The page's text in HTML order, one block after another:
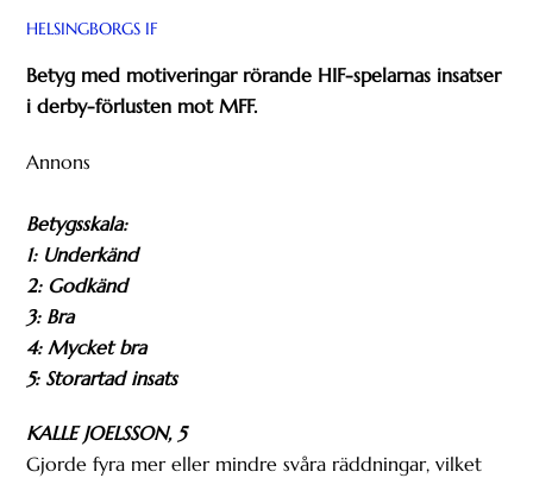
HELSINGBORGS IF
Betyg med motiveringar rörande HIF-spelarnas insatser
i derby-förlusten mot MFF.
Annons
Betygsskala:
1: Underkänd
2: Godkänd
3: Bra
4: Mycket bra
5: Storartad insats
KALLE JOELSSON, 5
Gjorde fyra mer eller mindre svåra räddningar, vilket